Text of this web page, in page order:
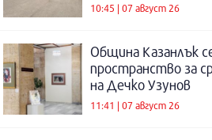
10:45 | 07 август 26
Община Казанлък
пространство за
на Дечко Узунов
11:41 | 07 август 26